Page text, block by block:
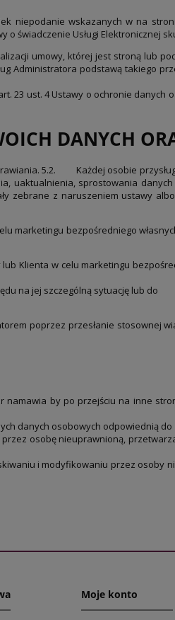
niepodanie wskazanych w na
świadczenie Usługi Elektronicznej
umowy, której jest stroną lub
Administratora podstawą takiego
23 ust. 4 Ustawy o ochronie
DANYCH
5.2.
Każdej osobie
uaktualnienia, sprostowania
zebrane z naruszeniem ustawy
marketingu bezpośredniego
Klienta w celu marketingu
na jej szczególną sytuację lub do
poprzez przesłanie stosownej
by po przejściu na inne
danych osobowych odpowiednią
osobę nieuprawnioną,
i modyfikowaniu przez osoby
Moje konto